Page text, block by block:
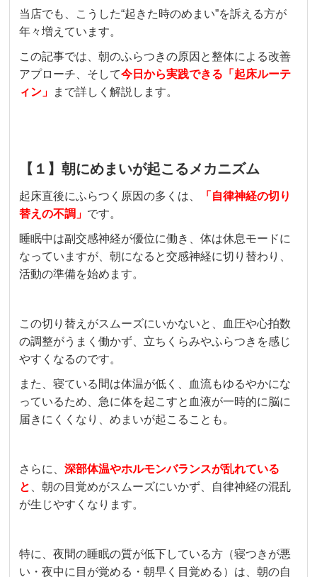
当店でも、こうした“起きた時のめまい”を訴える方が
年々増えています。
この記事では、朝のふらつきの原因と整体による改善
アプローチ、そして今日から実践できる「起床ルーテ
ィン」
まで詳しく解説します。
【１】朝にめまいが起こるメカニズム
起床直後にふらつく原因の多くは、
「自律神経の切り
替えの不調」 です。
睡眠中は副交感神経が優位に働き、体は休息モードに
なっていますが、朝になると交感神経に切り替わり、
活動の準備を始めます。
この切り替えがスムーズにいかないと、血圧や心拍数
の調整がうまく働かず、立ちくらみやふらつきを感じ
やすくなるのです。
また、寝ている間は体温が低く、血流もゆるやかにな
っているため、急に体を起こすと血液が一時的に脳に
届きにくくなり、めまいが起こることも。
さらに、深部体温やホルモンバランスが乱れている
と 、朝の目覚めがスムーズにいかず、自律神経の混乱
が生じやすくなります。
特に、夜間の睡眠の質が低下している方（寝つきが悪
い・夜中に目が覚める・朝早く目覚める）は、朝の自